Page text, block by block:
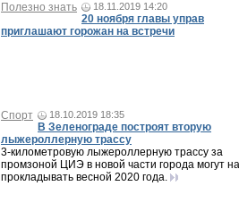
Полезно знать 18.11.2019 14:20
20 ноября главы управ
приглашают горожан на встречи
Спорт 18.10.2019 18:35
В Зеленограде построят вторую
лыжероллерную трассу
3-километровую лыжероллерную трассу за
промзоной ЦИЭ в новой части города могут
прокладывать весной 2020 года.